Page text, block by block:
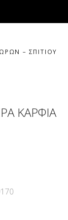
– ΣΠΙΤΙΟΥ
ΚΑΡΦΙΑ